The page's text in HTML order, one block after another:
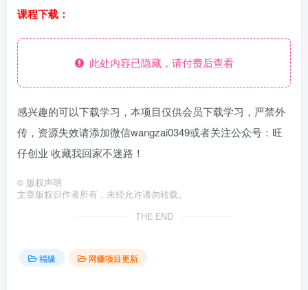
课程下载：
此处内容已隐藏，请付费后查看
感兴趣的可以下载学习，本项目仅供会员下载学习，严禁外
传，资源失效请添加微信wangzai0349或者关注公众号：旺
仔创业 收藏我回家不迷路！
© 版权声明
文章版权归作者所有，未经允许请勿转载。
THE END
福缘 网赚项目更新